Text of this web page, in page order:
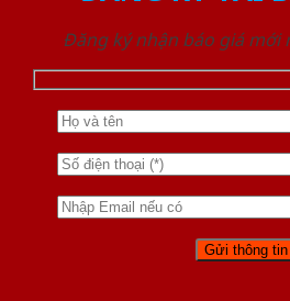
Đăng ký nhận báo giá